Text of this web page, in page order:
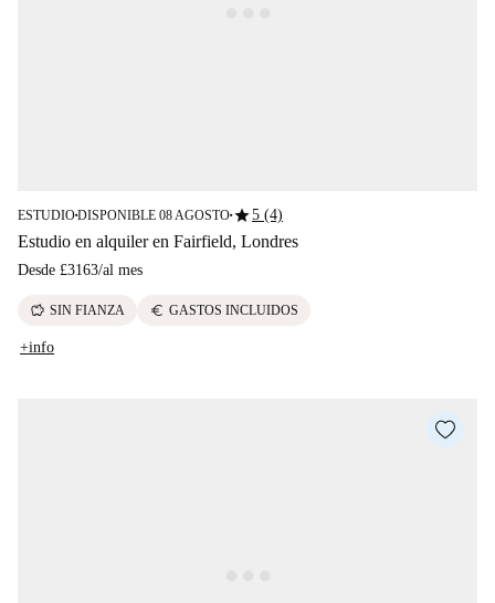
ESTUDIO■DISPONIBLE 08 AGOSTO■star5 (4)
Estudio en alquiler en Fairfield, Londres
Desde £3163/al mes
savings SIN FIANZA euro GASTOS INCLUIDOS
+info